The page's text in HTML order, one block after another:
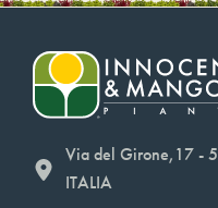
Via del Girone,17 -
ITALIA